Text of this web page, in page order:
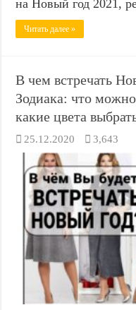
на Новый год 2021,
Читать далее »
В чем встречать
Зодиака: что можно
какие цвета
25.12.2020 3,643